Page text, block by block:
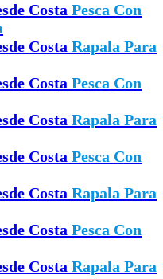
Pesca Con
Rapala Para
Pesca Con
Rapala Para
Pesca Con
Rapala Para
Pesca Con
Rapala Para